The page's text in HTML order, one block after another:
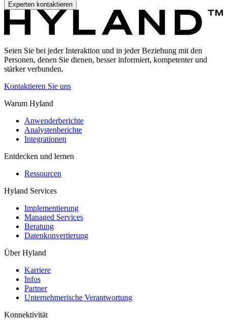
Experten kontaktieren
Seien Sie bei jeder Interaktion und in jeder Beziehung mit den
Personen, denen Sie dienen, besser informiert, kompetenter und
stärker verbunden.
Kontaktieren Sie uns
Warum Hyland
Anwenderberichte
Analystenberichte
Integrationen
Entdecken und lernen
Ressourcen
Hyland Services
Implementierung
Managed Services
Beratung
Datenkonvertierung
Über Hyland
Karriere
Infos
Partner
Unternehmerische Verantwortung
Konnektivität